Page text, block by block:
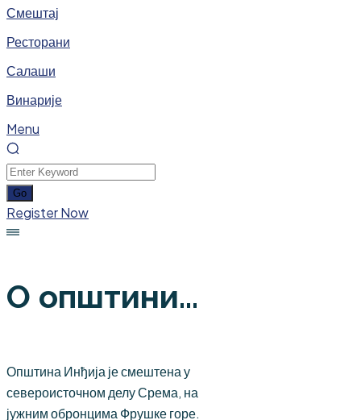
Смештај
Ресторани
Салаши
Винарије
Menu
Register Now
О општини...
Општина Инђија је смештена у
североисточном делу Срема, на
јужним обронцима Фрушке горе.